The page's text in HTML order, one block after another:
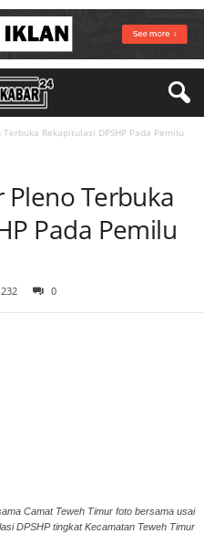
Rekapitulasi DPSHP Pada Pemilu
Pleno Terbuka
Pada Pemilu
232 0
Camat Teweh Timur foto bersama usai
DPSHP tingkat Kecamatan Teweh Timur